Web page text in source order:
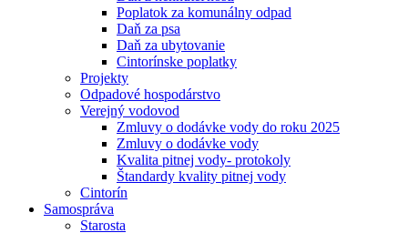
Poplatok za komunálny odpad
Daň za psa
Daň za ubytovanie
Cintorínske poplatky
Projekty
Odpadové hospodárstvo
Verejný vodovod
Zmluvy o dodávke vody do roku 2025
Zmluvy o dodávke vody
Kvalita pitnej vody- protokoly
Štandardy kvality pitnej vody
Cintorín
Samospráva
Starosta